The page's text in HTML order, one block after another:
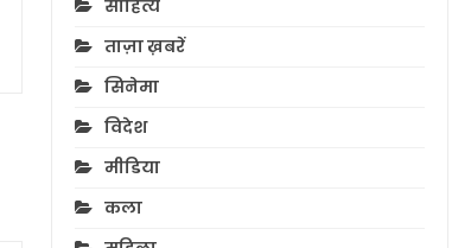
साहित्य
ताज़ा ख़बरें
सिनेमा
विदेश
मीडिया
कला